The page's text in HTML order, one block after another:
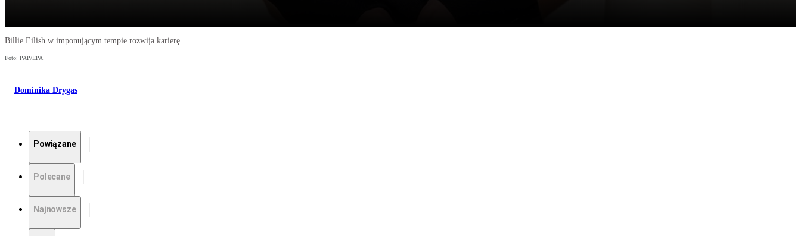
Billie Eilish w imponującym tempie rozwija karierę.
Foto: PAP/EPA
Dominika Drygas
Powiązane
Polecane
Najnowsze